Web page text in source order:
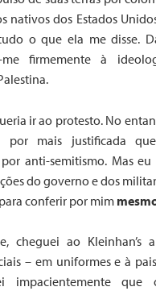
nativos dos Estados
o que ela me disse.
me firmemente à
ir ao protesto. No
por mais justificada
anti-semitismo. Mas
do governo e dos
conferir por mim
cheguei ao Kleinhan’s
– em uniformes e à
impacientemente que